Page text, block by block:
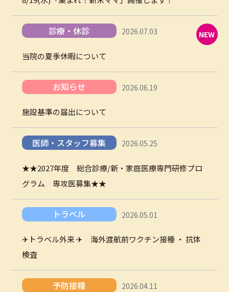
NEW
診療・休診 2026.07.03
当院の夏季休暇について
お知らせ 2026.06.19
施設基準の届出について
医師・スタッフ募集 2026.05.25
★★2027年度 総合診療/新・家庭医療専門研修プロ
グラム 専攻医募集★★
トラベル 2026.05.01
✈トラベル外来 ✈ 海外渡航前ワクチン接種 ・ 抗体
検査
予防接種 2026.04.11